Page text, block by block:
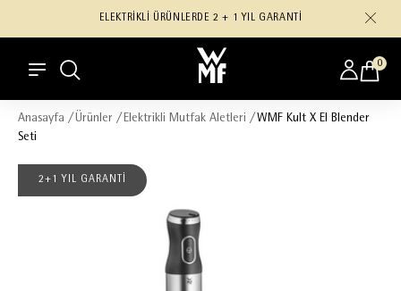
ELEKTRİKLİ ÜRÜNLERDE 2 + 1 YIL GARANTİ
0
Anasayfa / Ürünler / Elektrikli Mutfak Aletleri / WMF Kult X El Blender
Seti
2+1 YIL GARANTİ